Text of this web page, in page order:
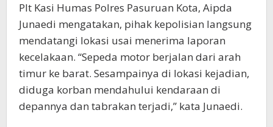
Plt Kasi Humas Polres Pasuruan Kota, Aipda
Junaedi mengatakan, pihak kepolisian langsung
mendatangi lokasi usai menerima laporan
kecelakaan. “Sepeda motor berjalan dari arah
timur ke barat. Sesampainya di lokasi kejadian,
diduga korban mendahului kendaraan di
depannya dan tabrakan terjadi,” kata Junaedi.